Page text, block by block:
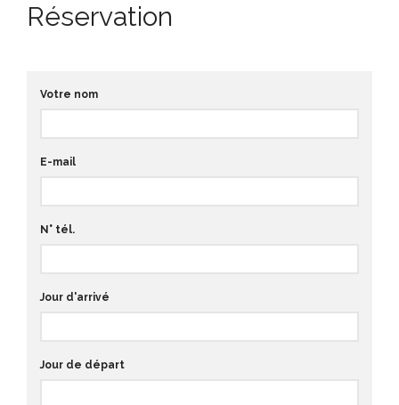
Réservation
Votre nom
E-mail
N° tél.
Jour d'arrivé
Jour de départ